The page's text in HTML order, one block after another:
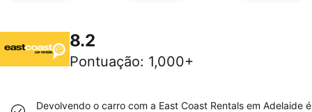
8.2
Pontuação: 1,000+
Devolvendo o carro com a East Coast Rentals em Adelaide é